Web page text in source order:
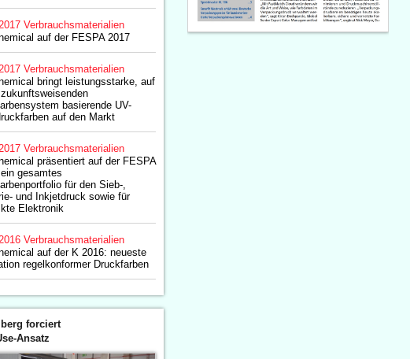
Verbrauchsmaterialien
auf der FESPA 2017
Verbrauchsmaterialien
bringt leistungsstarke, auf
basierende UV-
auf den Markt
Verbrauchsmaterialien
präsentiert auf der FESPA
gesamtes
für den Sieb-,
und Inkjetdruck sowie für
Elektronik
Verbrauchsmaterialien
auf der K 2016: neueste
regelkonformer Druckfarben
forciert
Ansatz